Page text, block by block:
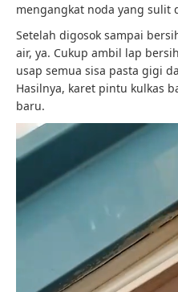
mengangkat noda yang sulit
Setelah digosok sampai
air, ya. Cukup ambil lap
usap semua sisa pasta gigi
Hasilnya, karet pintu kulkas
baru.